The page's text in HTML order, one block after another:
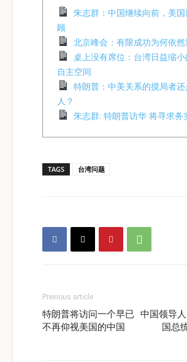
朱志群：中国继续向前，美国
顾
北京峰会：有限成功为何依然
桌上没有席位：台湾日益缩小
自主空间
特朗普：中美关系的搅局者
人？
朱志群: 特朗普访华 将寻求务
TAGS 台湾问题
Previous article
特朗普将访问一个早已
不再仰视美国的中国
中国领导
国总